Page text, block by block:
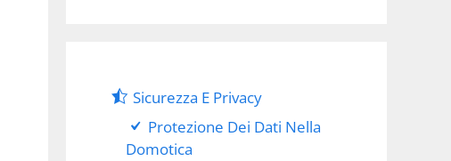
Sicurezza E Privacy
Protezione Dei Dati Nella
Domotica